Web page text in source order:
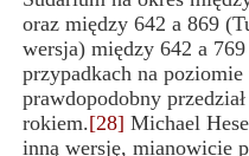
oraz między 642 a 869
wersja) między 642 a
przypadkach na
prawdopodobny
rokiem.[28] Michael
inną wersję, mianowicie